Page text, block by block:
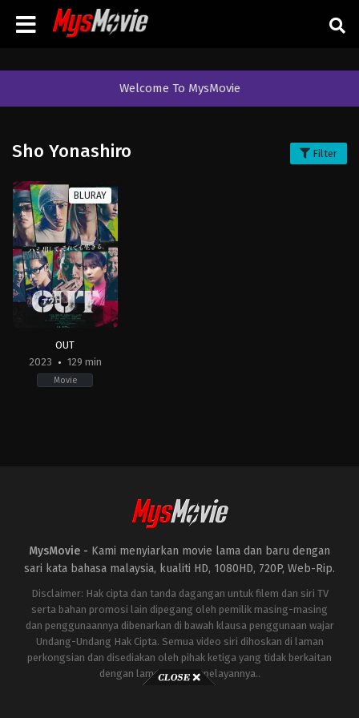
Welcome To MysMovie
Sho Yonashiro Filter
BLURAY
OUT
2023
129 min
Movie
MysMovie - Kami menyiarkan movie lama dan baru dengan
sari kata bahasa malaysia, kualiti HD, 1080HD, 720P, Web-Rip.
Disclaimer: Hak cipta dan tanda dagangan untuk filem dan siri TV
serta bahan promosi lain dipegang oleh pemilik masing-masing
dan penggunaannya dibenarkan di bawah klausa penggunaan wajar
Undang-Undang Hak Cipta. Semua video siri dihoskan di laman
perkongsian dan disediakan oleh pihak ketiga yang tidak berkaitan
dengan laman ini atau pelayannya..